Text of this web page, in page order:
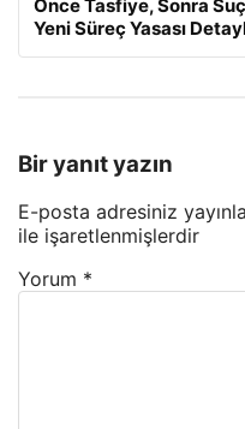
Önce Tasfiye, Sonra
Yeni Süreç Yasası
Bir yanıt yazın
E-posta adresiniz
ile işaretlenmişlerdir
Yorum *